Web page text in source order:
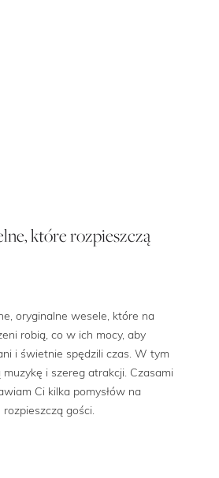
które rozpieszczą
oryginalne wesele, które na
robią, co w ich mocy, aby
i świetnie spędzili czas. W tym
i szereg atrakcji. Czasami
Ci kilka pomysłów na
gości.